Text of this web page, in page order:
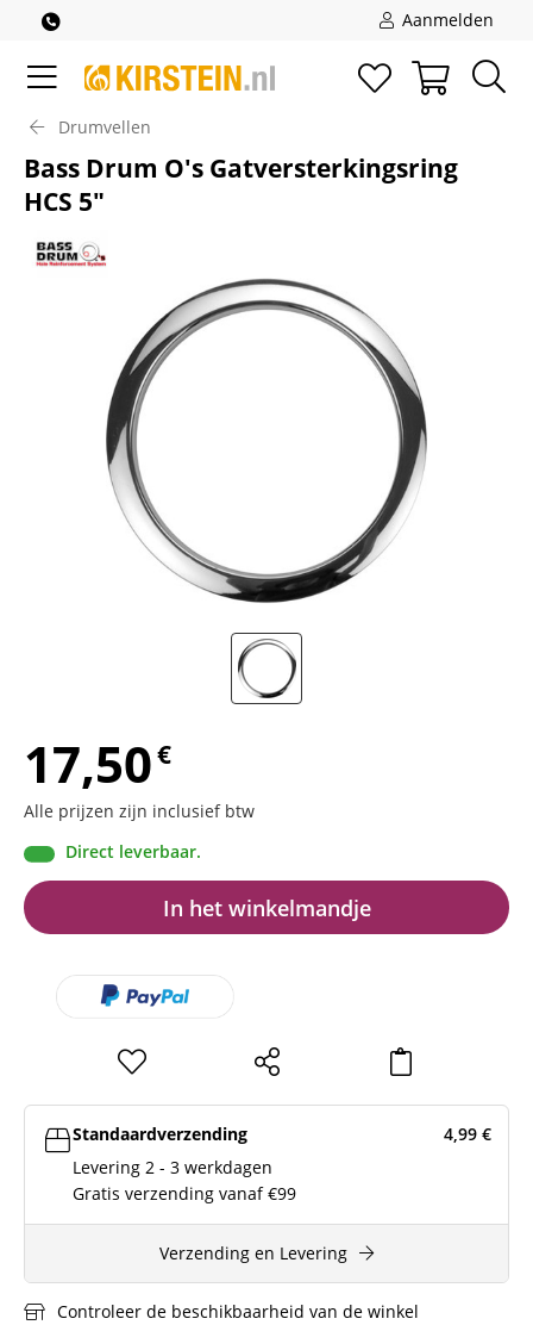
Aanmelden
Drumvellen
Bass Drum O's Gatversterkingsring
HCS 5"
17,50€
Alle prijzen zijn inclusief btw
Direct leverbaar.
In het winkelmandje
Standaardverzending 4,99 €
Levering 2 - 3 werkdagen
Gratis verzending vanaf €99
Verzending en Levering
Controleer de beschikbaarheid van de winkel